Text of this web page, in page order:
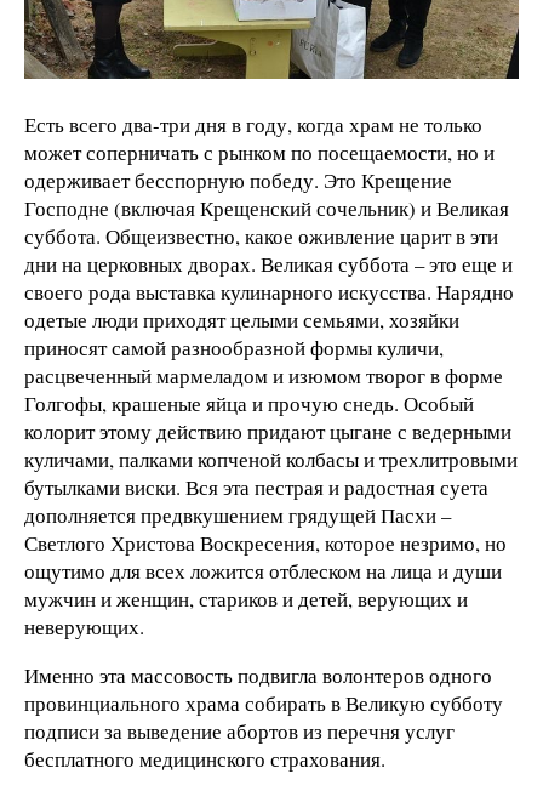
Есть всего два-три дня в году, когда храм не только
может соперничать с рынком по посещаемости, но и
одерживает бесспорную победу. Это Крещение
Господне (включая Крещенский сочельник) и Великая
суббота. Общеизвестно, какое оживление царит в эти
дни на церковных дворах. Великая суббота – это еще и
своего рода выставка кулинарного искусства. Нарядно
одетые люди приходят целыми семьями, хозяйки
приносят самой разнообразной формы куличи,
расцвеченный мармеладом и изюмом творог в форме
Голгофы, крашеные яйца и прочую снедь. Особый
колорит этому действию придают цыгане с ведерными
куличами, палками копченой колбасы и трехлитровыми
бутылками виски. Вся эта пестрая и радостная суета
дополняется предвкушением грядущей Пасхи –
Светлого Христова Воскресения, которое незримо, но
ощутимо для всех ложится отблеском на лица и души
мужчин и женщин, стариков и детей, верующих и
неверующих.
Именно эта массовость подвигла волонтеров одного
провинциального храма собирать в Великую субботу
подписи за выведение абортов из перечня услуг
бесплатного медицинского страхования.